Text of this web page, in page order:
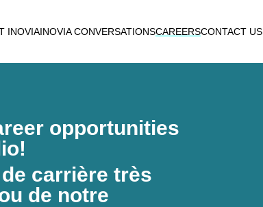
INOVIAINOVIA CONVERSATIONSCAREERSCONTACT US
opportunities
carrière très
de notre